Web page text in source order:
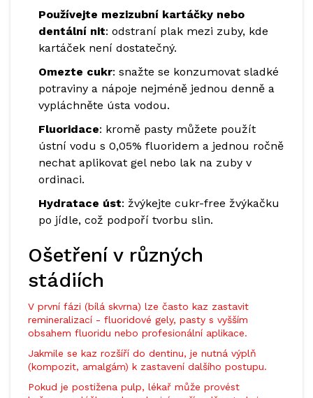
Používejte mezizubní kartáčky nebo
dentální nit: odstraní plak mezi zuby, kde
kartáček není dostatečný.
Omezte cukr: snažte se konzumovat sladké
potraviny a nápoje nejméně jednou denně a
vypláchněte ústa vodou.
Fluoridace: kromě pasty můžete použít
ústní vodu s 0,05% fluoridem a jednou ročně
nechat aplikovat gel nebo lak na zuby v
ordinaci.
Hydratace úst: žvýkejte cukr-free žvýkačku
po jídle, což podpoří tvorbu slin.
Ošetření v různých
stádiích
V první fázi (bílá skvrna) lze často kaz zastavit
remineralizací - fluoridové gely, pasty s vyšším
obsahem fluoridu nebo profesionální aplikace.
Jakmile se kaz rozšíří do dentinu, je nutná výplň
(kompozit, amalgám) k zastavení dalšího postupu.
Pokud je postižena pulp, lékař může provést